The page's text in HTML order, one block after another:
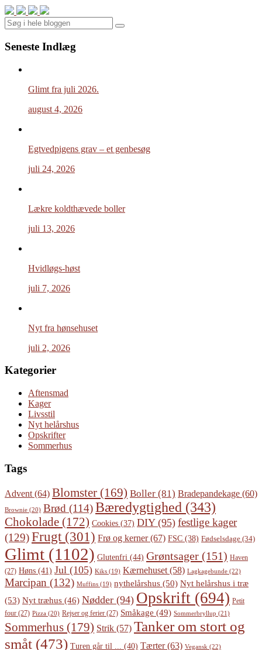
Search
Seneste Indlæg
Glimt fra juli 2026.
august 4, 2026
Egtvedpigens grav – et genbesøg
juli 24, 2026
Lækre koldthævede boller
juli 13, 2026
Hvidløgs-høst
juli 7, 2026
Nyt fra hønsehuset
juli 2, 2026
Kategorier
Aftensmad
Kager
Livsstil
Nyt helårshus
Opskrifter
Sommerhus
Tags
Advent (64) Blomster (169) Boller (81) Bradepandekage (60)
Brownie (20) Brød (114)Bæredygtighed (343)
Chokolade (172) Cookies (37) DIY(95) festlige kager
(129)Frugt (301) Frø og kerner(67) FSC (38) Fødselsdage (34)
Glimt (1102) Glutenfri (44) Grøntsager (151) Haven
(27) Høns (41) Jul (105) Kiks (19) Kærnehuset (58) Lagkagebunde (22)
Marcipan (132) Muffins (19) nythelårshus (50) Nyt helårshus i træ
(53) Nyt træhus (46) Nødder (94) Opskrift (694) Petit
four (27) Pizza (20) Rejser og ferier (27) Småkage (49) Sommerbryllup (21)
Sommerhus (179) Strik (57) Tanker om stort og
småt (473) Turen går til ... (40) Tærter(63) Vegansk (22)